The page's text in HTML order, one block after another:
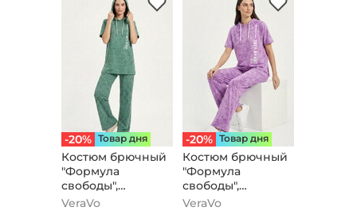
-20% Товар дня
Костюм брючный
"Формула
свободы",
зеленый
VeraVo
-20% Товар дня
Костюм брючный
"Формула
свободы",
сиреневый
VeraVo